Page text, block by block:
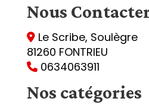
Nous
 Le Scribe, Soulègre
81260 FONTRIEU
 0634063911
Nos catégories